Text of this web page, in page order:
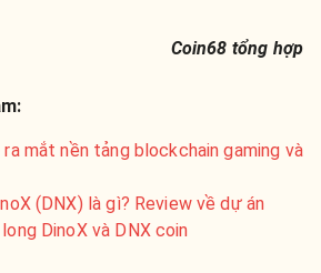
Coin68 tổng hợp
mắt nền tảng blockchain gaming và
(DNX) là gì? Review về dự án
DinoX và DNX coin